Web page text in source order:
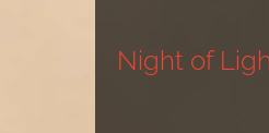
Night of